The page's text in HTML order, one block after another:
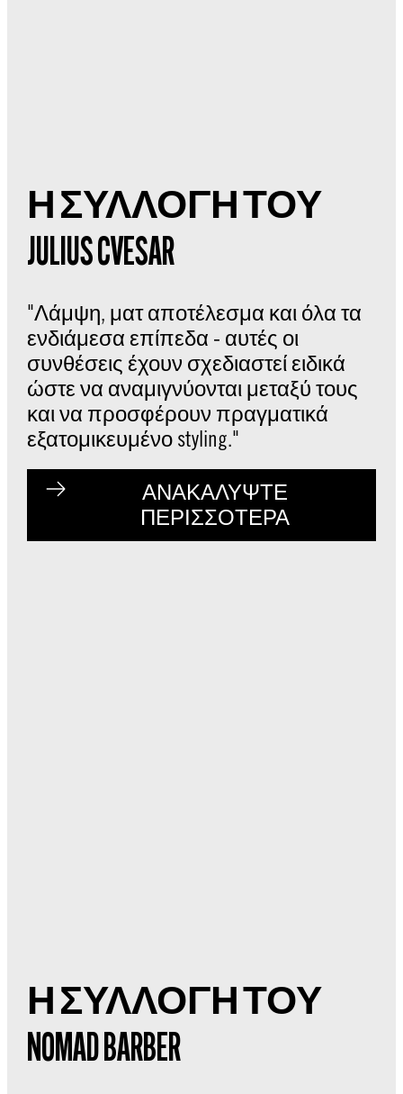
Η ΣΥΛΛΟΓΗ ΤΟΥ
JULIUS CVESAR
"Λάμψη, ματ αποτέλεσμα και όλα τα
ενδιάμεσα επίπεδα - αυτές οι
συνθέσεις έχουν σχεδιαστεί ειδικά
ώστε να αναμιγνύονται μεταξύ τους
και να προσφέρουν πραγματικά
εξατομικευμένο styling."
ΑΝΑΚΑΛΥΨΤΕ
ΠΕΡΙΣΣΟΤΕΡΑ
Η ΣΥΛΛΟΓΗ ΤΟΥ
NOMAD BARBER